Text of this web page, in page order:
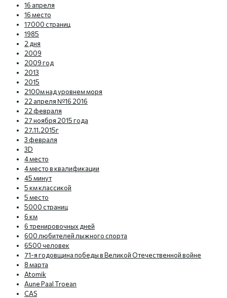
16 апреля
16 место
17000 страниц
1985
2 дня
2009
2009 год
2013
2015
2100м над уровнем моря
22 апреля №16 2016
22 февраля
27 ноября 2015 года
27.11.2015г
3 февраля
3D
4 место
4 место в квалификации
45 минут
5 км классикой
5 место
5000 страниц
6 км
6 тренировочных дней
600 любителей лыжного спорта
6500 человек
71-я годовщина победы в Великой Отечественной войне
8 марта
Atomik
Aune Paal Troean
CAS